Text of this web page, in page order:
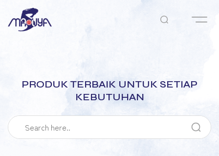
PRODUK TERBAIK UNTUK SETIAP
KEBUTUHAN